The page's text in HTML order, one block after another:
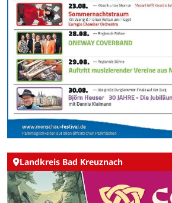
Landkreis Bad Kreuznach